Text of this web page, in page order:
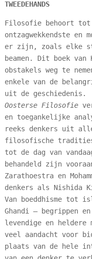
TWEEDEHANDS
Filosofie behoort tot
ontzagwekkendste
er zijn, zoals elke
beamen. Dit boek
obstakels weg te
enkele van de
uit de geschiedenis.
Oosterse Filosofie
en toegankelijke
reeks denkers uit
filosofische
tot de dag van
behandeld zijn
Zarathoestra en
denkers als Nishida
Van boeddhisme tot
Ghandi – begrippen
levendige en heldere
veel aandacht voor
plaats van de hele